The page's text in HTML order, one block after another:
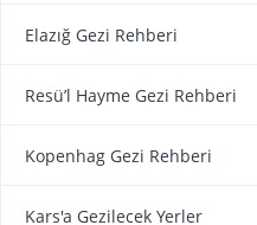
Elazığ Gezi Rehberi
Resü’l Hayme Gezi Rehberi
Kopenhag Gezi Rehberi
Kars'a Gezilecek Yerler